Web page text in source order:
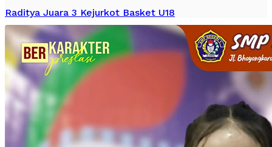
Raditya Juara 3 Kejurkot Basket U18